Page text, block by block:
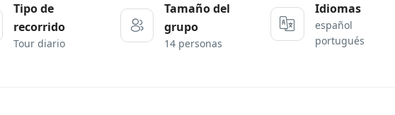
Tipo de
recorrido
Tour diario
Tamaño del
grupo
14 personas
Idiomas
español
portugués